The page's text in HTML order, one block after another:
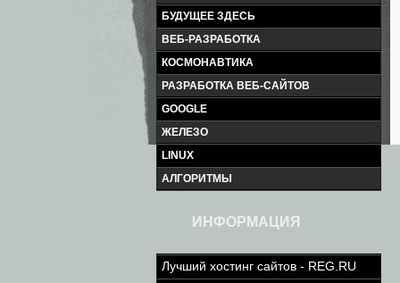
БУДУЩЕЕ ЗДЕСЬ
ВЕБ-РАЗРАБОТКА
КОСМОНАВТИКА
РАЗРАБОТКА ВЕБ-САЙТОВ
GOOGLE
ЖЕЛЕЗО
LINUX
АЛГОРИТМЫ
ИНФОРМАЦИЯ
Лучший хостинг сайтов - REG.RU